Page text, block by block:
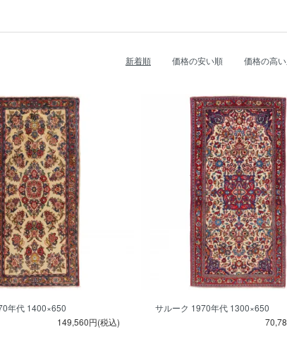
新着順 価格の安い順 価格の高
年代 1400×650
149,560円(税込)
サルーク 1970年代 1300×650